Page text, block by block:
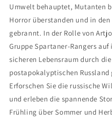
Umwelt behauptet, Mutanten
Horror überstanden und in
gebrannt. In der Rolle von
Gruppe Spartaner-Rangers
sicheren Lebensraum durch
postapokalyptischen Russland
Erforschen Sie die russische
und erleben die spannende
Frühling über Sommer und